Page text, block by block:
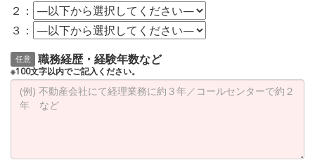
２：
３：
任意 職務経歴・経験年数など
※100文字以内でご記入ください。